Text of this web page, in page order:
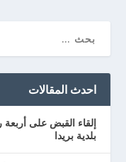
احدث المقالات
إلقاء القبض على أربعة
بلدية بريدا